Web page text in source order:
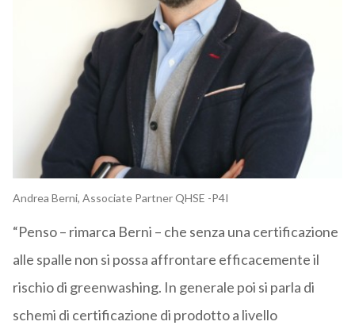
Andrea Berni, Associate Partner QHSE -P4I
“Penso – rimarca Berni – che senza una certificazione
alle spalle non si possa affrontare efficacemente il
rischio di greenwashing. In generale poi si parla di
schemi di certificazione di prodotto a livello